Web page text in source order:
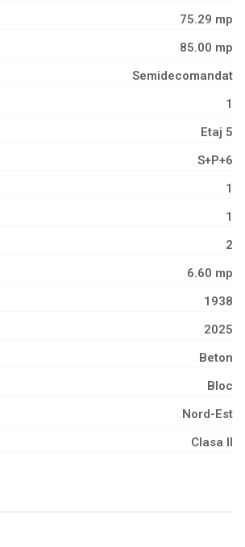
75.29 mp
85.00 mp
Semidecomandat
1
Etaj 5
S+P+6
1
1
2
6.60 mp
1938
2025
Beton
Bloc
Nord-Est
Clasa II